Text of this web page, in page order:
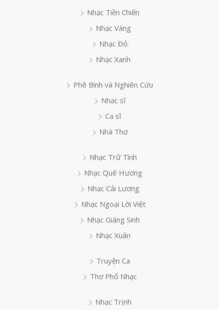
Nhạc Tiền Chiến
Nhạc Vàng
Nhạc Đỏ
Nhạc Xanh
Phê Bình và Nghiên Cứu
Nhạc sĩ
Ca sĩ
Nhà Thơ
Nhạc Trữ Tình
Nhạc Quê Hương
Nhạc Cải Lương
Nhạc Ngoại Lời Việt
Nhạc Giáng Sinh
Nhạc Xuân
Truyện Ca
Thơ Phổ Nhạc
Nhạc Trịnh